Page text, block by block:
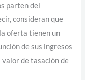
parten del
consideran que
oferta tienen un
de sus ingresos
de tasación de